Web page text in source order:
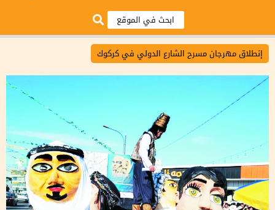
إنطلاق مهرجان مسرح الشارع الدولي في كركوك